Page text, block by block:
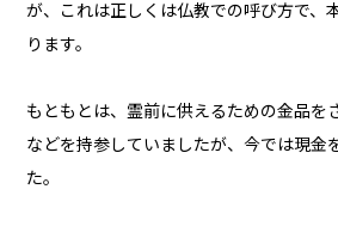
が、これは正しくは仏教での呼び方で、
ります。
もともとは、霊前に供えるための金品を
などを持参していましたが、今では現金
た。